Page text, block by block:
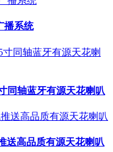
播系统
同轴蓝牙有源天花喇叭
送高品质有源天花喇叭